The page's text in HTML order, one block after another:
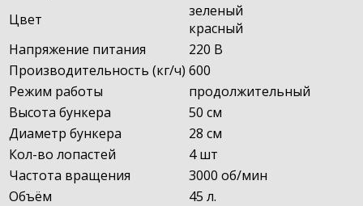
Цвет
зеленый
красный
Напряжение питания
220 В
Производительность (кг/ч) 600
Режим работы
продолжительный
Высота бункера
50 см
Диаметр бункера
28 см
Кол-во лопастей
4 шт
Частота вращения
3000 об/мин
Объём
45 л.